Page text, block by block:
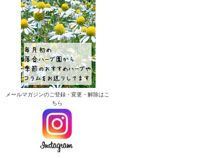
メールマガジンのご登録・変更・解除はこ
ちら